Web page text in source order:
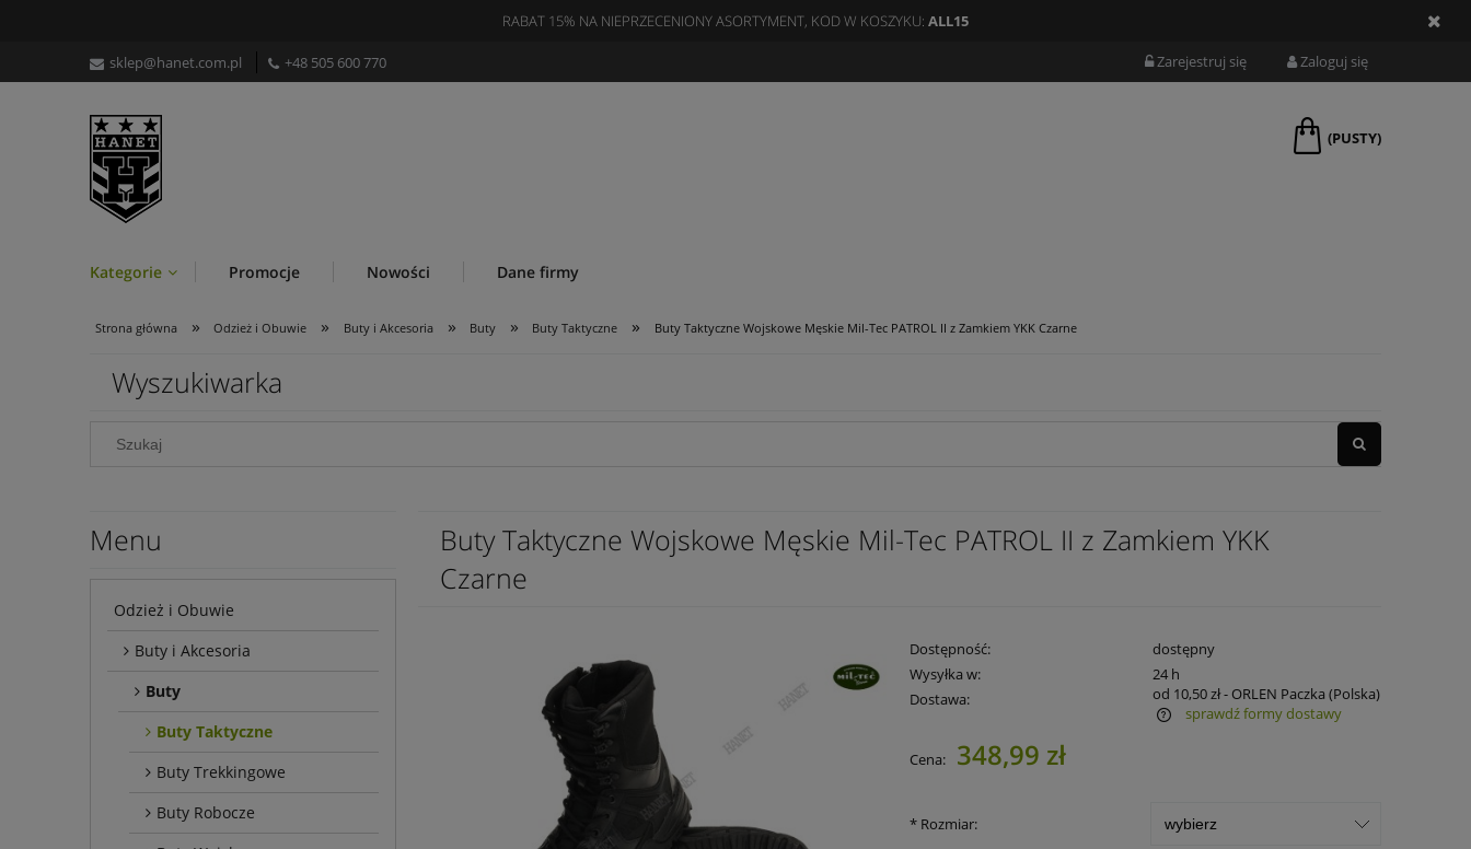
RABAT 15% NA NIEPRZECENIONY ASORTYMENT, KOD W KOSZYKU: ALL15
sklep@hanet.com.pl +48 505 600 770 Zarejestruj się Zaloguj się
(PUSTY)
Kategorie Promocje Nowości Dane firmy
Strona główna » Odzież i Obuwie » Buty i Akcesoria » Buty » Buty Taktyczne » Buty Taktyczne Wojskowe Męskie Mil-Tec PATROL II z Zamkiem YKK Czarne
Wyszukiwarka
Menu
Odzież i Obuwie
Buty i Akcesoria
Buty
Buty Taktyczne
Buty Trekkingowe
Buty Robocze
Buty Taktyczne Wojskowe Męskie Mil-Tec PATROL II z Zamkiem YKK
Czarne
Dostępność:
dostępny
Wysyłka w:
24 h
Dostawa:
od 10,50 zł- ORLEN Paczka (Polska)
Cena nie zawiera ewentualnych kosztów
sprawdź formy dostawy
Cena: 348,99 zł
* Rozmiar: